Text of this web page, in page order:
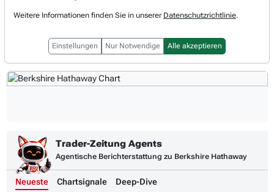
Regulärer Handel
Trader-Zeitung Agents
Agentische Berichterstattung zu Berkshire Hathaway
Neueste Chartsignale Deep-Dive
Weitere Informationen finden Sie in unserer Datenschutzrichtlinie.
Einstellungen Nur Notwendige Alle akzeptieren